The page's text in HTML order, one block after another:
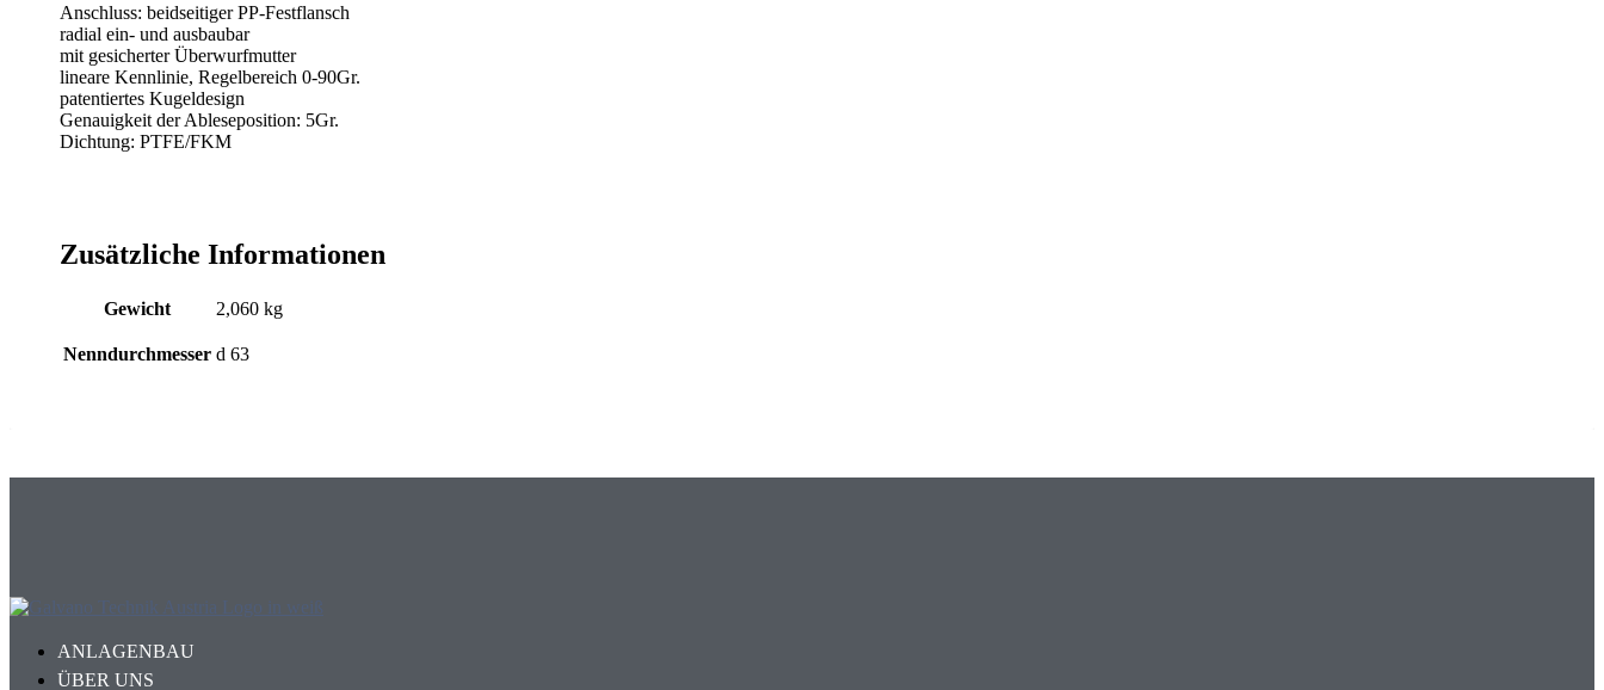
Anschluss: beidseitiger PP-Festflansch
radial ein- und ausbaubar
mit gesicherter Überwurfmutter
lineare Kennlinie, Regelbereich 0-90Gr.
patentiertes Kugeldesign
Genauigkeit der Ableseposition: 5Gr.
Dichtung: PTFE/FKM
Zusätzliche Informationen
Gewicht 2,060 kg
Nenndurchmesser d 63
ANLAGENBAU
ÜBER UNS